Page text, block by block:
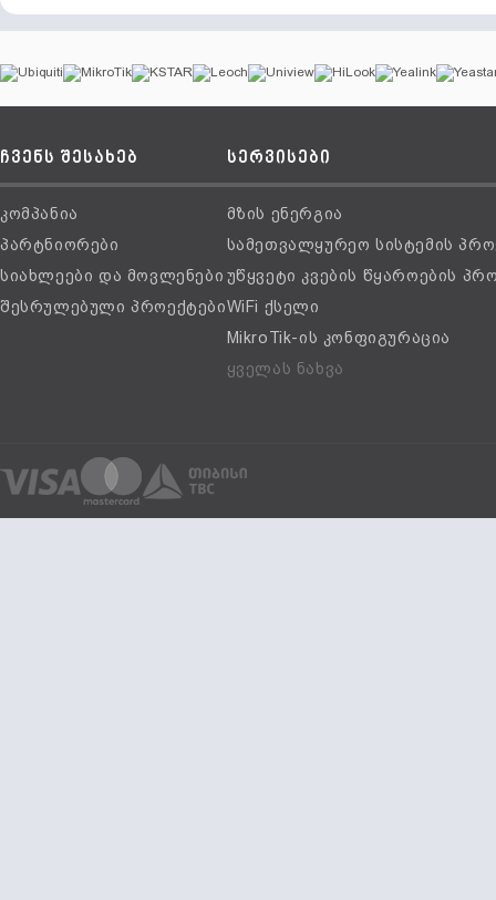
ჩვენს შესახებ
კომპანია
პარტნიორები
სიახლეები და მოვლენები
შესრულებული პროექტები
სერვისები
მზის ენერგია
სამეთვალყურეო სისტემის
უწყვეტი კვების წყაროების
WiFi ქსელი
MikroTik-ის კონფიგურაცია
ყველას ნახვა